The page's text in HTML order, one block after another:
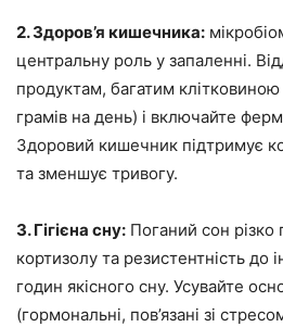
2. Здоров’я кишечника:
центральну роль у запаленні.
продуктам, багатим
грамів на день) і включайте
Здоровий кишечник підтримує
та зменшує тривогу.
3. Гігієна сну: Поганий сон різко
кортизолу та резистентність до
годин якісного сну. Усувайте
(гормональні, пов’язані зі